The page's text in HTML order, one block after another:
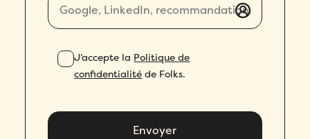
J’accepte la Politique de
confidentialité de Folks.